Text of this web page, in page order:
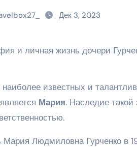
Дек 3, 2023
известных и
Мария. Наследие
Мария Людмиловна Гурченко в